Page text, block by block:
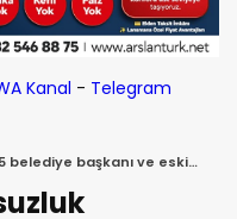
Kanal - Telegram
belediye başkanı ve eski